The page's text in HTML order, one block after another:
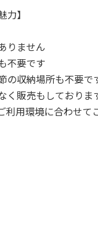
力】
りません
不要です
の収納場所も不要で
販売もしておりま
利用環境に合わせて